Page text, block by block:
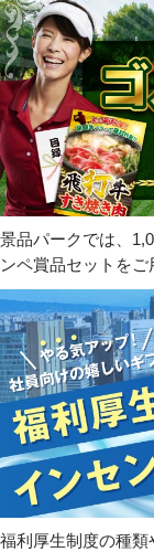
景品パークでは、
ンペ賞品セットをご
福利厚生制度の種類